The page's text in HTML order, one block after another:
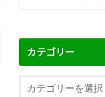
カテゴリー